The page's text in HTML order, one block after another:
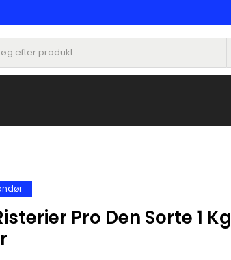
Pro Den Sorte 1 Kg